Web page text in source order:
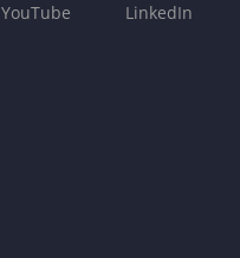
YouTube LinkedIn